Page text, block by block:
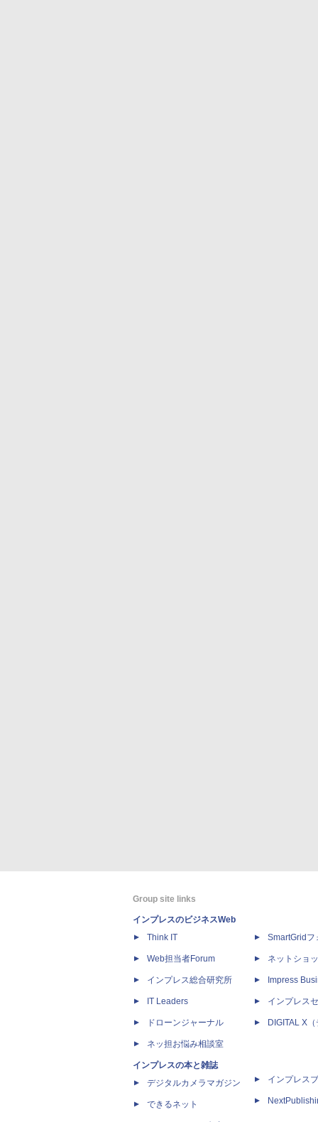
Group site links
インプレスのビジネスWeb
Think IT
Web担当者Forum
インプレス総合研究所
IT Leaders
ドローンジャーナル
ネッ担お悩み相談室
インプレスの本と雑誌
デジタルカメラマガジン
できるネット
SmartGridフ
ネットショ
Impress
インプレス
DIGITAL X
インプレス